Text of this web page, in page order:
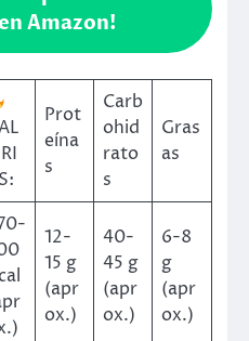
Amazon!
Prot
eína
s
Carb
ohid
rato
s
Gras
as
12-
15 g
(apr
ox.)
40-
45 g
(apr
ox.)
6-8
g
(apr
ox.)